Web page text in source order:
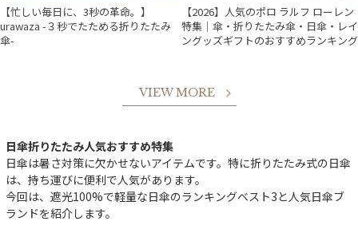
【忙しい毎日に、3秒の革命。】
urawaza -３秒でたためる折りたたみ
傘-
【2026】人気のポロ ラルフ ローレン
特集｜傘・折りたたみ傘・日傘・レイ
ングッズギフトのおすすめランキング
VIEW MORE
日傘折りたたみ人気おすすめ特集
日傘は暑さ対策に欠かせないアイテムです。特に折りたたみ式の日傘
は、持ち運びに便利で人気があります。
今回は、遮光100%で軽量な日傘のランキングベスト3と人気日傘ブ
ランドを紹介します。